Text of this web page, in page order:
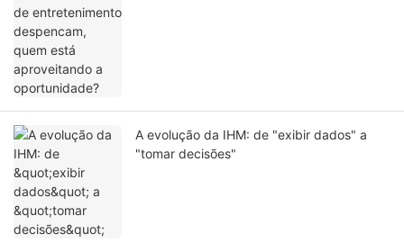
A evolução da IHM: de "exibir dados" a
"tomar decisões"